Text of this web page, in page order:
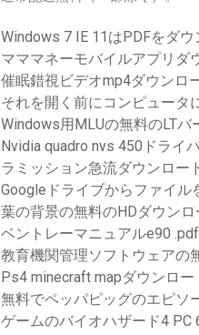
Windows 7 IE 11はPDFをダ
マママネーモバイルアプリダ
催眠錯視ビデオmp4ダウンロ
それを開く前にコンピュータ
Windows用MLUの無料のLT
Nvidia quadro nvs 450ドライ
ラミッション急流ダウンロー
Googleドライブからファイル
葉の背景の無料のHDダウンロ
ベントレーマニュアルe90
教育機関管理ソフトウェアの
Ps4 minecraft mapダウンロー
無料でペッパピッグのエピソ
ゲームのバイオハザード4 PC